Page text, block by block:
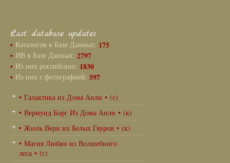
Last database updates
• Каталогов в Базе Данных: 175
• ИВ в Базе Данных: 2797
• Из них российских: 1830
• Из них с фотографией: 597
• Галактика из Дома Анли • (с)
• Вермунд Борг Из Дома Анли • (к)
• Жюль Верн их Белых Гяуров • (к)
• Магия Любви из Волшебного
леса • (с)